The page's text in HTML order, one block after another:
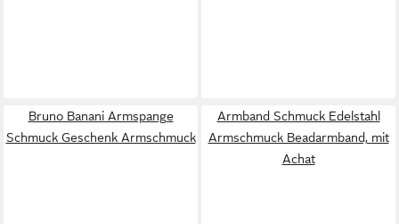
Bruno Banani Armspange
Schmuck Geschenk Armschmuck
Armband Schmuck Edelstahl
Armschmuck Beadarmband, mit
Achat